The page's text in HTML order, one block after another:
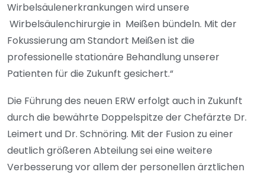
Wirbelsäulenerkrankungen wird unsere
Wirbelsäulenchirurgie in Meißen bündeln. Mit der
Fokussierung am Standort Meißen ist die
professionelle stationäre Behandlung unserer
Patienten für die Zukunft gesichert.“
Die Führung des neuen ERW erfolgt auch in Zukunft
durch die bewährte Doppelspitze der Chefärzte Dr.
Leimert und Dr. Schnöring. Mit der Fusion zu einer
deutlich größeren Abteilung sei eine weitere
Verbesserung vor allem der personellen ärztlichen